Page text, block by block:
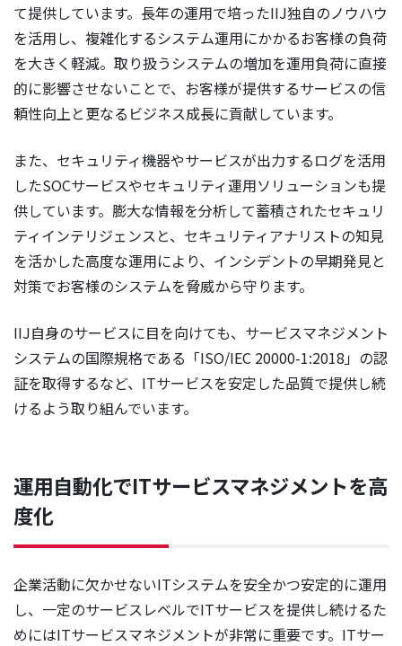
て提供しています。長年の運用で培ったIIJ独自のノウハウ
を活用し、複雑化するシステム運用にかかるお客様の負荷
を大きく軽減。取り扱うシステムの増加を運用負荷に直接
的に影響させないことで、お客様が提供するサービスの信
頼性向上と更なるビジネス成長に貢献しています。
また、セキュリティ機器やサービスが出力するログを活用
したSOCサービスやセキュリティ運用ソリューションも提
供しています。膨大な情報を分析して蓄積されたセキュリ
ティインテリジェンスと、セキュリティアナリストの知見
を活かした高度な運用により、インシデントの早期発見と
対策でお客様のシステムを脅威から守ります。
IIJ自身のサービスに目を向けても、サービスマネジメント
システムの国際規格である「ISO/IEC 20000-1:2018」の認
証を取得するなど、ITサービスを安定した品質で提供し続
けるよう取り組んでいます。
運用自動化でITサービスマネジメントを高
度化
企業活動に欠かせないITシステムを安全かつ安定的に運用
し、一定のサービスレベルでITサービスを提供し続けるた
めにはITサービスマネジメントが非常に重要です。ITサー